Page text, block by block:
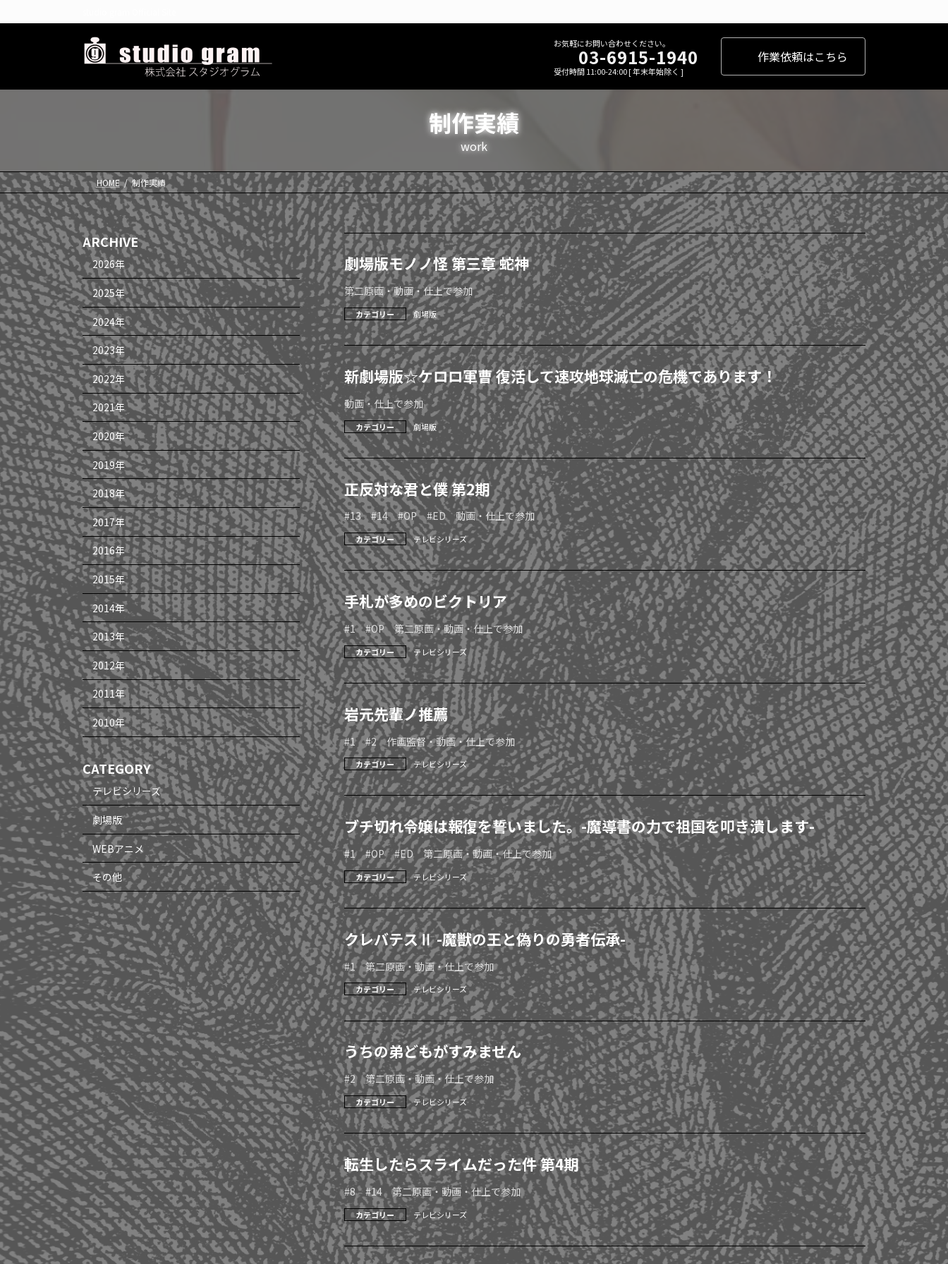
ン
へ
ビ
ョ
お気軽にお問い合わせください。
03-6915-1940
受付時間 11:00-24:00 [ 年末年始除く ]
作業依頼はこちら
制作実績
work
HOME 制作実績
劇場版モノノ怪 第三章 蛇神
第二原画・動画・仕上で参加
カテゴリー 劇場版
新劇場版☆ケロロ軍曹 復活して速攻地球滅亡の危機であります！
動画・仕上で参加
カテゴリー 劇場版
正反対な君と僕 第2期
#13 #14 #OP #ED 動画・仕上で参加
カテゴリー テレビシリーズ
手札が多めのビクトリア
#1 #OP 第二原画・動画・仕上で参加
カテゴリー テレビシリーズ
岩元先輩ノ推薦
#1 #2 作画監督・動画・仕上で参加
カテゴリー テレビシリーズ
ブチ切れ令嬢は報復を誓いました。-魔導書の力で祖国を叩き潰します-
#1 #OP #ED 第二原画・動画・仕上で参加
カテゴリー テレビシリーズ
クレバテスⅡ -魔獣の王と偽りの勇者伝承-
#1 第二原画・動画・仕上で参加
カテゴリー テレビシリーズ
うちの弟どもがすみません
#2 第二原画・動画・仕上で参加
カテゴリー テレビシリーズ
転生したらスライムだった件 第4期
#8 #14 第二原画・動画・仕上で参加
カテゴリー テレビシリーズ
ARCHIVE
2026年
2025年
2024年
2023年
2022年
2021年
2020年
2019年
2018年
2017年
2016年
2015年
2014年
2013年
2012年
2011年
2010年
CATEGORY
テレビシリーズ
劇場版
WEBアニメ
その他